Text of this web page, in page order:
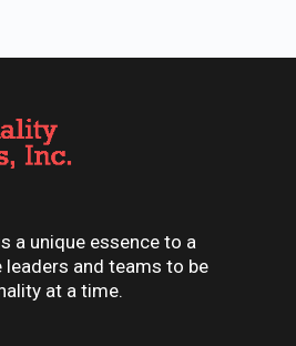
a unique essence to a
leaders and teams to be
at a time.